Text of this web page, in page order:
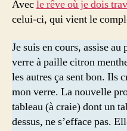
Avecle rêve où je dois
celui-ci, qui vient le
Je suis en cours, assise
verre à paille citron
les autres ça sent bon. Ils
mon verre. La nouvelle
tableau (à craie) dont un
dessus, ne s’efface pas.